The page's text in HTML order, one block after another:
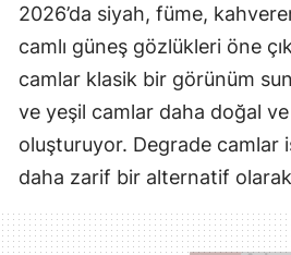
2026’da siyah, füme,
camlı güneş gözlükleri öne
camlar klasik bir görünüm
ve yeşil camlar daha doğal
oluşturuyor. Degrade camlar
daha zarif bir alternatif